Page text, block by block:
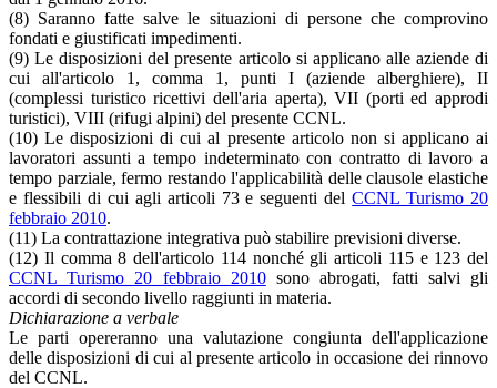
(8) Saranno fatte salve le situazioni di persone che comprovino
fondati e giustificati impedimenti.
(9) Le disposizioni del presente articolo si applicano alle aziende di
cui all'articolo 1, comma 1, punti I (aziende alberghiere), II
(complessi turistico ricettivi dell'aria aperta), VII (porti ed approdi
turistici), VIII (rifugi alpini) del presente CCNL.
(10) Le disposizioni di cui al presente articolo non si applicano ai
lavoratori assunti a tempo indeterminato con contratto di lavoro a
tempo parziale, fermo restando l'applicabilità delle clausole elastiche
e flessibili di cui agli articoli 73 e seguenti delCCNL Turismo 20
febbraio 2010.
(11) La contrattazione integrativa può stabilire previsioni diverse.
(12) Il comma 8 dell'articolo 114 nonché gli articoli 115 e 123 del
CCNL Turismo 20 febbraio 2010sono abrogati, fatti salvi gli
accordi di secondo livello raggiunti in materia.
Dichiarazione a verbale
Le parti opereranno una valutazione congiunta dell'applicazione
delle disposizioni di cui al presente articolo in occasione dei rinnovo
del CCNL.